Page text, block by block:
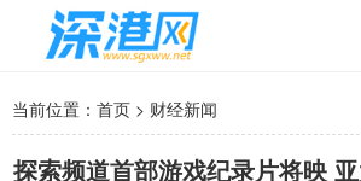
当前位置： 首页 > 财经新闻
探索频道首部游戏纪录片将映